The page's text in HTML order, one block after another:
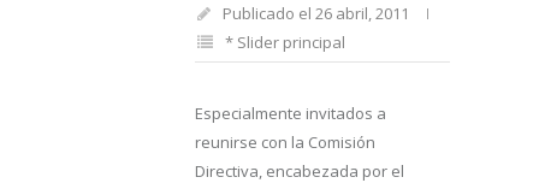
Publicado el 26 abril, 2011
* Slider principal
Especialmente invitados a
reunirse con la Comisión
Directiva, encabezada por el